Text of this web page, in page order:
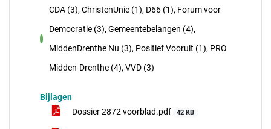
voor
CDA (3), ChristenUnie (1), D66 (1), Forum voor
Democratie (3), Gemeentebelangen (4),
MiddenDrenthe Nu (3), Positief Vooruit (1), PRO
Midden-Drenthe (4), VVD (3)
Bijlagen
Dossier 2872 voorblad.pdf
42 KB